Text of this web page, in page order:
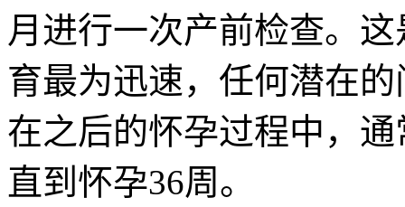
月进行一次产前检查。
育最为迅速，任何潜在
在之后的怀孕过程中，
直到怀孕36周。